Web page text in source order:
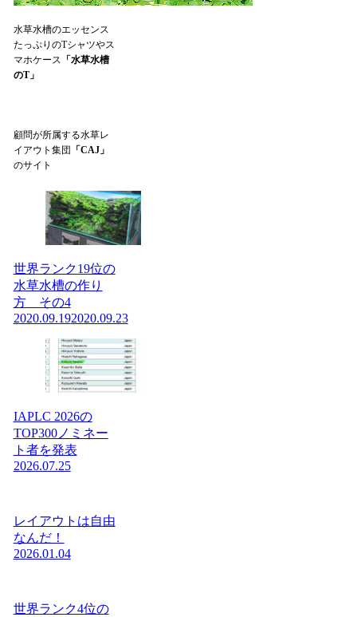
水草水槽のエッセンス
たっぷりのTシャツやス
マホケース 「水草水槽
のT」
顧問が所属する水草レ
イアウト集団
「CAJ」
のサイト
世界ランク19位の
水草水槽の作り
方 その4
2020.09.192020.09.23
IAPLC 2026の
TOP300ノミネー
ト者を発表
2026.07.25
レイアウトは自由
なんだ！
2026.01.04
世界ランク4位の